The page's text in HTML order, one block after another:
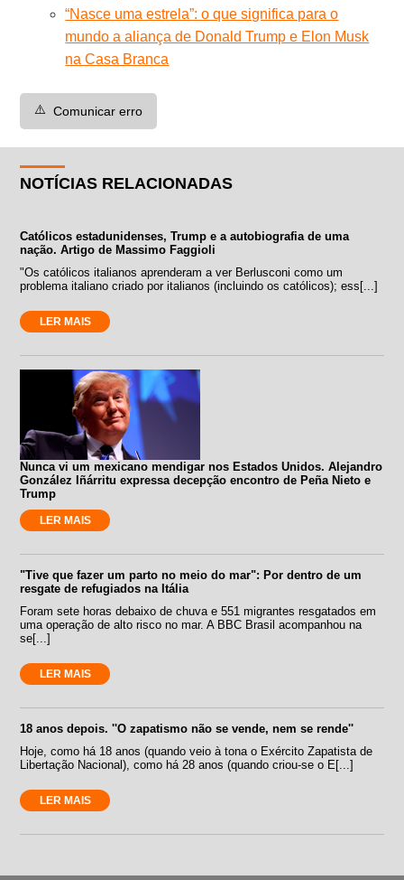
“Nasce uma estrela”: o que significa para o
mundo a aliança de Donald Trump e Elon Musk
na Casa Branca
⚠️ Comunicar erro
NOTÍCIAS RELACIONADAS
Católicos estadunidenses, Trump e a autobiografia de uma
nação. Artigo de Massimo Faggioli
"Os católicos italianos aprenderam a ver Berlusconi como um
problema italiano criado por italianos (incluindo os católicos); ess[...]
LER MAIS
Nunca vi um mexicano mendigar nos Estados Unidos. Alejandro
González Iñárritu expressa decepção encontro de Peña Nieto e
Trump
LER MAIS
"Tive que fazer um parto no meio do mar": Por dentro de um
resgate de refugiados na Itália
Foram sete horas debaixo de chuva e 551 migrantes resgatados em
uma operação de alto risco no mar. A BBC Brasil acompanhou na
se[...]
LER MAIS
18 anos depois. ''O zapatismo não se vende, nem se rende''
Hoje, como há 18 anos (quando veio à tona o Exército Zapatista de
Libertação Nacional), como há 28 anos (quando criou-se o E[...]
LER MAIS